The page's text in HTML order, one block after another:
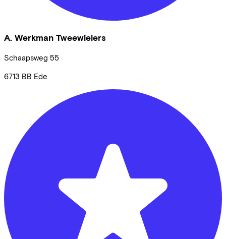
A. Werkman Tweewielers
Schaapsweg 55
6713 BB Ede